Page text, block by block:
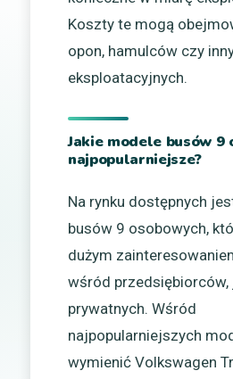
Koszty te mogą
opon, hamulców czy
eksploatacyjnych.
Jakie modele busów 9
najpopularniejsze?
Na rynku dostępnych
busów 9 osobowych,
dużym
wśród przedsiębiorców,
prywatnych. Wśród
najpopularniejszych
wymienić Volkswagen